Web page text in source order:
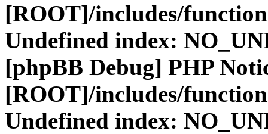
[ROOT]/includes/
Undefined index:
[phpBB Debug] PHP
[ROOT]/includes/
Undefined index: